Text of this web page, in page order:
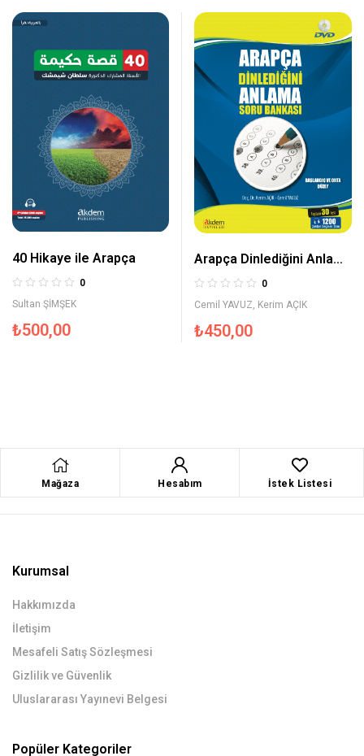
40 Hikaye ile Arapça
0
Sultan ŞİMŞEK
₺500,00
Arapça Dinlediğini Anlama
Soru Bankası
0
Cemil YAVUZ, Kerim AÇIK
₺450,00
Mağaza Hesabım İstek Listesi
Kurumsal
Hakkımızda
İletişim
Mesafeli Satış Sözleşmesi
Gizlilik ve Güvenlik
Uluslararası Yayınevi Belgesi
Popüler Kategoriler